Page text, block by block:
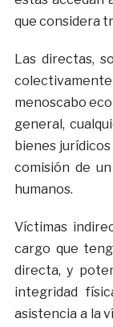
que considera
Las directas,
menoscabo
general,
bienes
comisión de
humanos.
Víctimas
cargo que
directa, y
integridad
asistencia a la